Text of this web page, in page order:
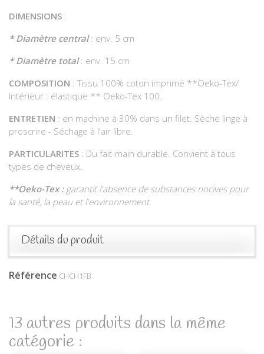
DIMENSIONS :
* Diamètre central: env. 5 cm
* Diamètre total: env. 15 cm
COMPOSITION : Tissu 100% coton imprimé **Oeko-Tex/
Intérieur : élastique ** Oeko-Tex 100.
ENTRETIEN : en machine à 30% dans un filet. Sèche linge à
proscrire - Séchage à l'air libre.
PARTICULARITES : Du fait-main durable. Convient à tous
types de cheveux.
**Oeko-Tex : garantit l'absence de substances nocives pour
la santé, la peau et l'environnement.
Détails du produit
Référence CHCH1FB
13 autres produits dans la même
catégorie :